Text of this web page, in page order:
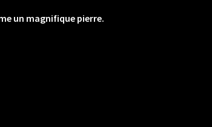
un magnifique pierre.